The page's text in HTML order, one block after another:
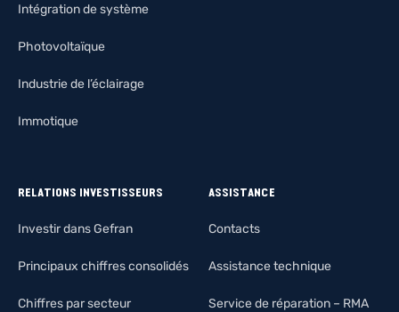
Intégration de système
Photovoltaïque
Industrie de l’éclairage
Immotique
RELATIONS INVESTISSEURS
Investir dans Gefran
Principaux chiffres consolidés
Chiffres par secteur
ASSISTANCE
Contacts
Assistance technique
Service de réparation – RMA